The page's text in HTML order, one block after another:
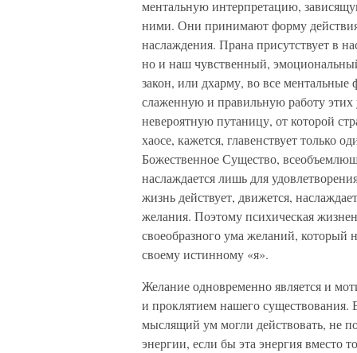
ментальную интерпретацию,
ними. Они принимают форму
наслаждения. Прана присутствует в
но и наш чувственный,
закон, или дхарму, во все
слаженную и правильную работу этих
невероятную путаницу, от которой
хаосе, кажется, главенствует только
Божественное Существо,
наслаждается лишь для
жизнь действует, движется,
желания. Поэтому психическая
своеобразного ума желаний, который
своему истинному «я».
Желание одновременно является и
и проклятием нашего
мыслящий ум могли действовать, не
энергии, если бы эта энергия вместо